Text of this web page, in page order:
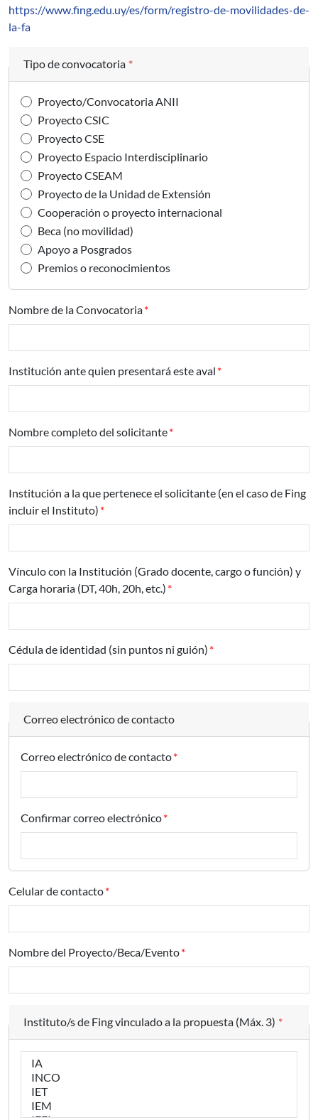
https://www.fing.edu.uy/es/form/registro-de-movilidades-de-
la-fa
Tipo de convocatoria *
Proyecto/Convocatoria ANII
Proyecto CSIC
Proyecto CSE
Proyecto Espacio Interdisciplinario
Proyecto CSEAM
Proyecto de la Unidad de Extensión
Cooperación o proyecto internacional
Beca (no movilidad)
Apoyo a Posgrados
Premios o reconocimientos
Nombre de la Convocatoria
Institución ante quien presentará este aval
Nombre completo del solicitante
Institución a la que pertenece el solicitante (en el caso de Fing
incluir el Instituto)
Vínculo con la Institución (Grado docente, cargo o función) y
Carga horaria (DT, 40h, 20h, etc.)
Cédula de identidad (sin puntos ni guión)
Correo electrónico de contacto
Correo electrónico de contacto
Confirmar correo electrónico
Celular de contacto
Nombre del Proyecto/Beca/Evento
Instituto/s de Fing vinculado a la propuesta (Máx. 3) *
Instituto/s de Fing vinculado a la propuesta (Máx. 3)